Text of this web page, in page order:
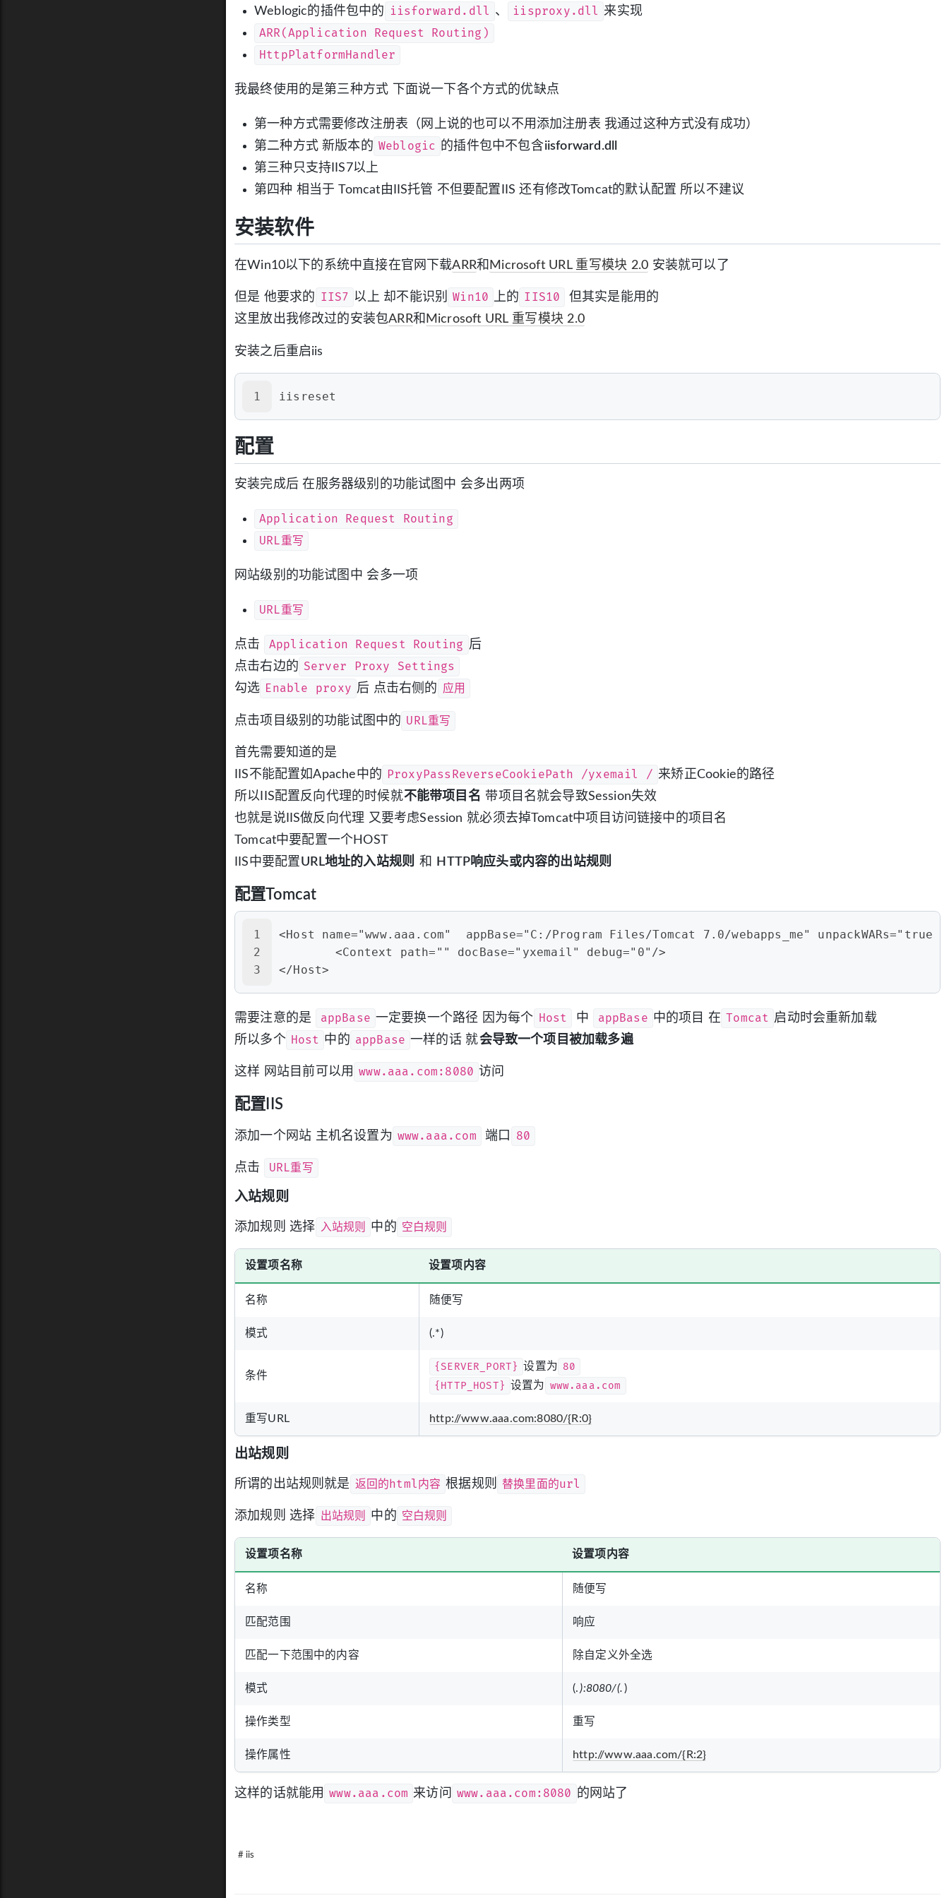
Weblogic的插件包中的 iisforward.dll 、 iisproxy.dll 来实现
ARR(Application Request Routing)
HttpPlatformHandler
我最终使用的是第三种方式 下面说一下各个方式的优缺点
第一种方式需要修改注册表（网上说的也可以不用添加注册表 我通过这种方式没有成功）
第二种方式 新版本的 Weblogic 的插件包中不包含iisforward.dll
第三种只支持IIS7以上
第四种 相当于 Tomcat由IIS托管 不但要配置IIS 还有修改Tomcat的默认配置 所以不建议
安装软件
在Win10以下的系统中直接在官网下载ARR和 Microsoft URL 重写模块 2.0 安装就可以了
但是 他要求的 IIS7 以上 却不能识别 Win10 上的 IIS10
但其实是能用的
这里放出我修改过的安装包ARR和 Microsoft URL 重写模块 2.0
安装之后重启iis
1 iisreset
配置
安装完成后 在服务器级别的功能试图中 会多出两项
Application Request Routing
URL重写
网站级别的功能试图中 会多一项
URL重写
点击 Application Request Routing 后
点击右边的 Server Proxy Settings
勾选 Enable proxy 后 点击右侧的 应用
点击项目级别的功能试图中的 URL重写
首先需要知道的是
IIS不能配置如Apache中的 ProxyPassReverseCookiePath /yxemail / 来矫正Cookie的路径
所以IIS配置反向代理的时候就不能带项目名 带项目名就会导致Session失效
也就是说IIS做反向代理 又要考虑Session 就必须去掉Tomcat中项目访问链接中的项目名
Tomcat中要配置一个HOST
IIS中要配置URL地址的入站规则 和 HTTP响应头或内容的出站规则
配置Tomcat
1
2
3
<Host name="www.aaa.com"  appBase="C:/Program Files/Tomcat 7.0/webapps_me"
	<Context path="" docBase="yxemail" debug="0"/>
</Host>
需要注意的是 appBase 一定要换一个路径 因为每个 Host 中 appBase 中的项目 在 Tomcat 启动时会重新加载
所以多个 Host 中的 appBase 一样的话 就会导致一个项目被加载多遍
这样 网站目前可以用 www.aaa.com:8080 访问
配置IIS
添加一个网站 主机名设置为 www.aaa.com 端口 80
点击 URL重写
入站规则
添加规则 选择 入站规则 中的 空白规则
设置项名称 设置项内容
名称 随便写
模式 (.*)
条件
{SERVER_PORT} 设置为 80
{HTTP_HOST} 设置为 www.aaa.com
重写URL http://www.aaa.com:8080/{R:0}
出站规则
所谓的出站规则就是 返回的html内容 根据规则 替换里面的url
添加规则 选择 出站规则 中的 空白规则
设置项名称 设置项内容
名称 随便写
匹配范围 响应
匹配一下范围中的内容 除自定义外全选
模式 (. ):8080/(. )
操作类型 重写
操作属性 http://www.aaa.com/{R:2}
这样的话就能用 www.aaa.com 来访问 www.aaa.com:8080 的网站了
# iis